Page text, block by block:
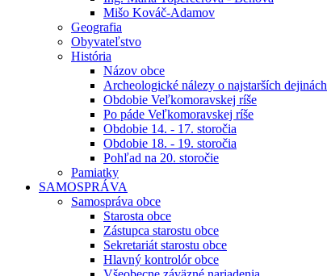
Mišo Kováč-Adamov
Geografia
Obyvateľstvo
História
Názov obce
Archeologické nálezy o najstarších dejinách
Obdobie Veľkomoravskej ríše
Po páde Veľkomoravskej ríše
Obdobie 14. - 17. storočia
Obdobie 18. - 19. storočia
Pohľad na 20. storočie
Pamiatky
SAMOSPRÁVA
Samospráva obce
Starosta obce
Zástupca starostu obce
Sekretariát starostu obce
Hlavný kontrolór obce